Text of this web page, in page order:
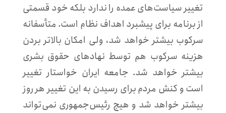
تغییر سیاست‌های عمده را ندارد بلکه خود قسمتی
از برنامه برای پیشبرد اهداف نظام است. متأسفانه
سرکوب بیشتر خواهد شد، ولی امکان بالاتر بردن
هزینه سرکوب هم توسط نهادهای حقوق بشری
بیشتر خواهد شد. جامعه ایران خواستار تغییر
است و کنش مردم برای رسیدن به این تغییر هر روز
بیشتر خواهد شد و هیچ رئیس‌جمهوری نمی‌تواند